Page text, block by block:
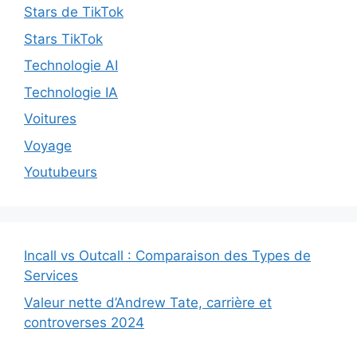
Stars de TikTok
Stars TikTok
Technologie AI
Technologie IA
Voitures
Voyage
Youtubeurs
Incall vs Outcall : Comparaison des Types de
Services
Valeur nette d’Andrew Tate, carrière et
controverses 2024